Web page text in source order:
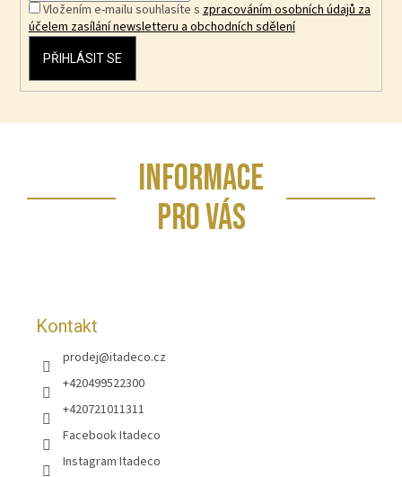
Vložením e-mailu souhlasíte szpracováním osobních údajů za
účelem zasílání newsletteru a obchodních sdělení
PŘIHLÁSIT SE
INFORMACE
PRO VÁS
Kontakt
prodej@itadeco.cz
+420499522300
+420721011311
Facebook Itadeco
Instagram Itadeco